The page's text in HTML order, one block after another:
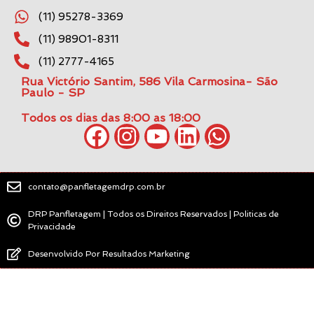
(11) 95278-3369
(11) 98901-8311
(11) 2777-4165
Rua Victório Santim, 586 Vila Carmosina- São
Paulo - SP
Todos os dias das 8:00 as 18:00
contato@panfletagemdrp.com.br
DRP Panfletagem | Todos os Direitos Reservados | Politicas de
Privacidade
Desenvolvido Por Resultados Marketing